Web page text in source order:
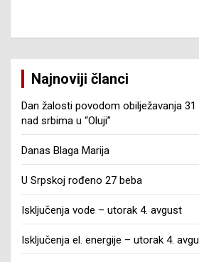
Najnoviji članci
Dan žalosti povodom obilježavanja
nad srbima u “Oluji”
Danas Blaga Marija
U Srpskoj rođeno 27 beba
Isključenja vode – utorak 4. avgust
Isključenja el. energije – utorak 4.